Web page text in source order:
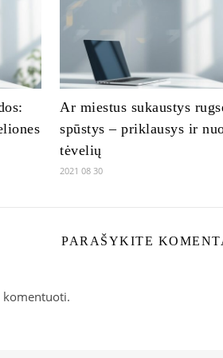
Ar miestus sukaustys
spūstys – priklausys ir
tėvelių
2021 08 30
PARAŠYKITE